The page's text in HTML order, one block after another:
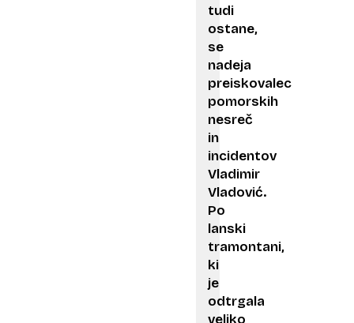
tudi
ostane,
se
nadeja
preiskovalec
pomorskih
nesreč
in
incidentov
Vladimir
Vladović.
Po
lanski
tramontani,
ki
je
odtrgala
veliko